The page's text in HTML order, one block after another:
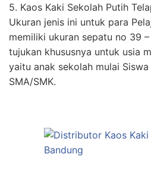
5. Kaos Kaki Sekolah Putih
Ukuran jenis ini untuk para
memiliki ukuran sepatu no 39
tujukan khususnya untuk usia
yaitu anak sekolah mulai Siswa
SMA/SMK.